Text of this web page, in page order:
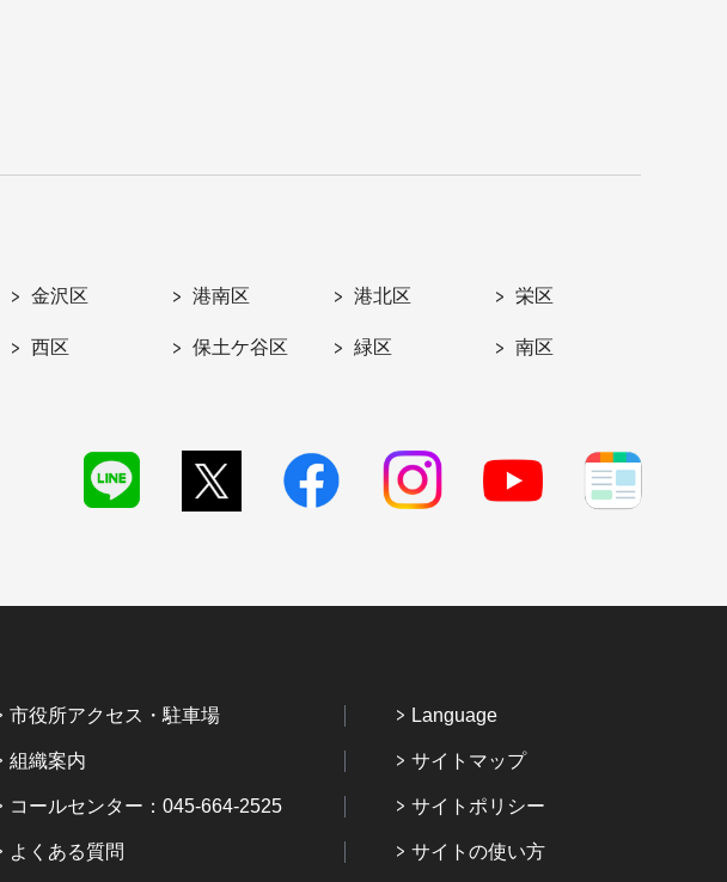
金沢区 港南区 港北区 栄区
西区 保土ケ谷区 緑区 南区
市役所アクセス・駐車場
組織案内
コールセンター：045-664-2525
よくある質問
Language
サイトマップ
サイトポリシー
サイトの使い方